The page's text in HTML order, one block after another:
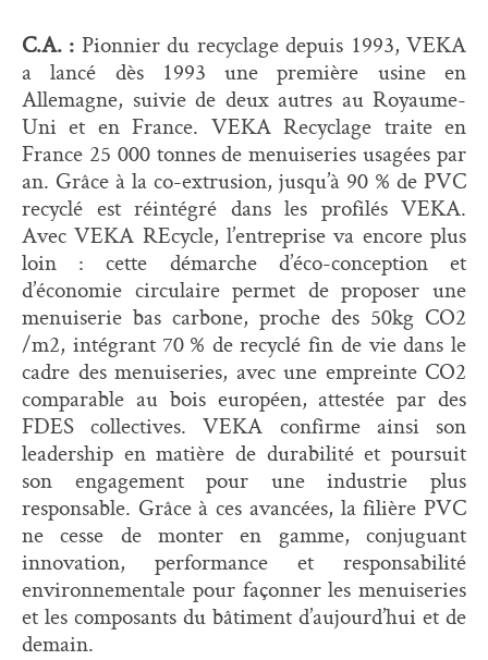
C.A. : Pionnier du recyclage depuis 1993, VEKA
a lancé dès 1993 une première usine en
Allemagne, suivie de deux autres au Royaume-
Uni et en France. VEKA Recyclage traite en
France 25 000 tonnes de menuiseries usagées par
an. Grâce à la co-extrusion, jusqu’à 90 % de PVC
recyclé est réintégré dans les profilés VEKA.
Avec VEKA REcycle, l’entreprise va encore plus
loin : cette démarche d’éco-conception et
d’économie circulaire permet de proposer une
menuiserie bas carbone, proche des 50kg CO2
/m2, intégrant 70 % de recyclé fin de vie dans le
cadre des menuiseries, avec une empreinte CO2
comparable au bois européen, attestée par des
FDES collectives. VEKA confirme ainsi son
leadership en matière de durabilité et poursuit
son engagement pour une industrie plus
responsable. Grâce à ces avancées, la filière PVC
ne cesse de monter en gamme, conjuguant
innovation, performance et responsabilité
environnementale pour façonner les menuiseries
et les composants du bâtiment d’aujourd’hui et de
demain.